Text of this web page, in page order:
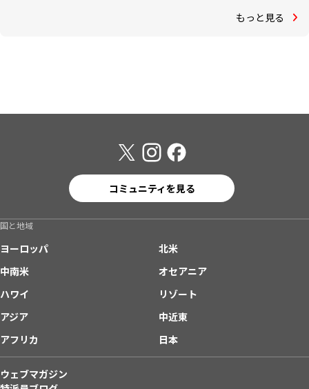
もっと見る
コミュニティを見る
国と地域
ヨーロッパ
北米
中南米
オセアニア
ハワイ
リゾート
アジア
中近東
アフリカ
日本
ウェブマガジン